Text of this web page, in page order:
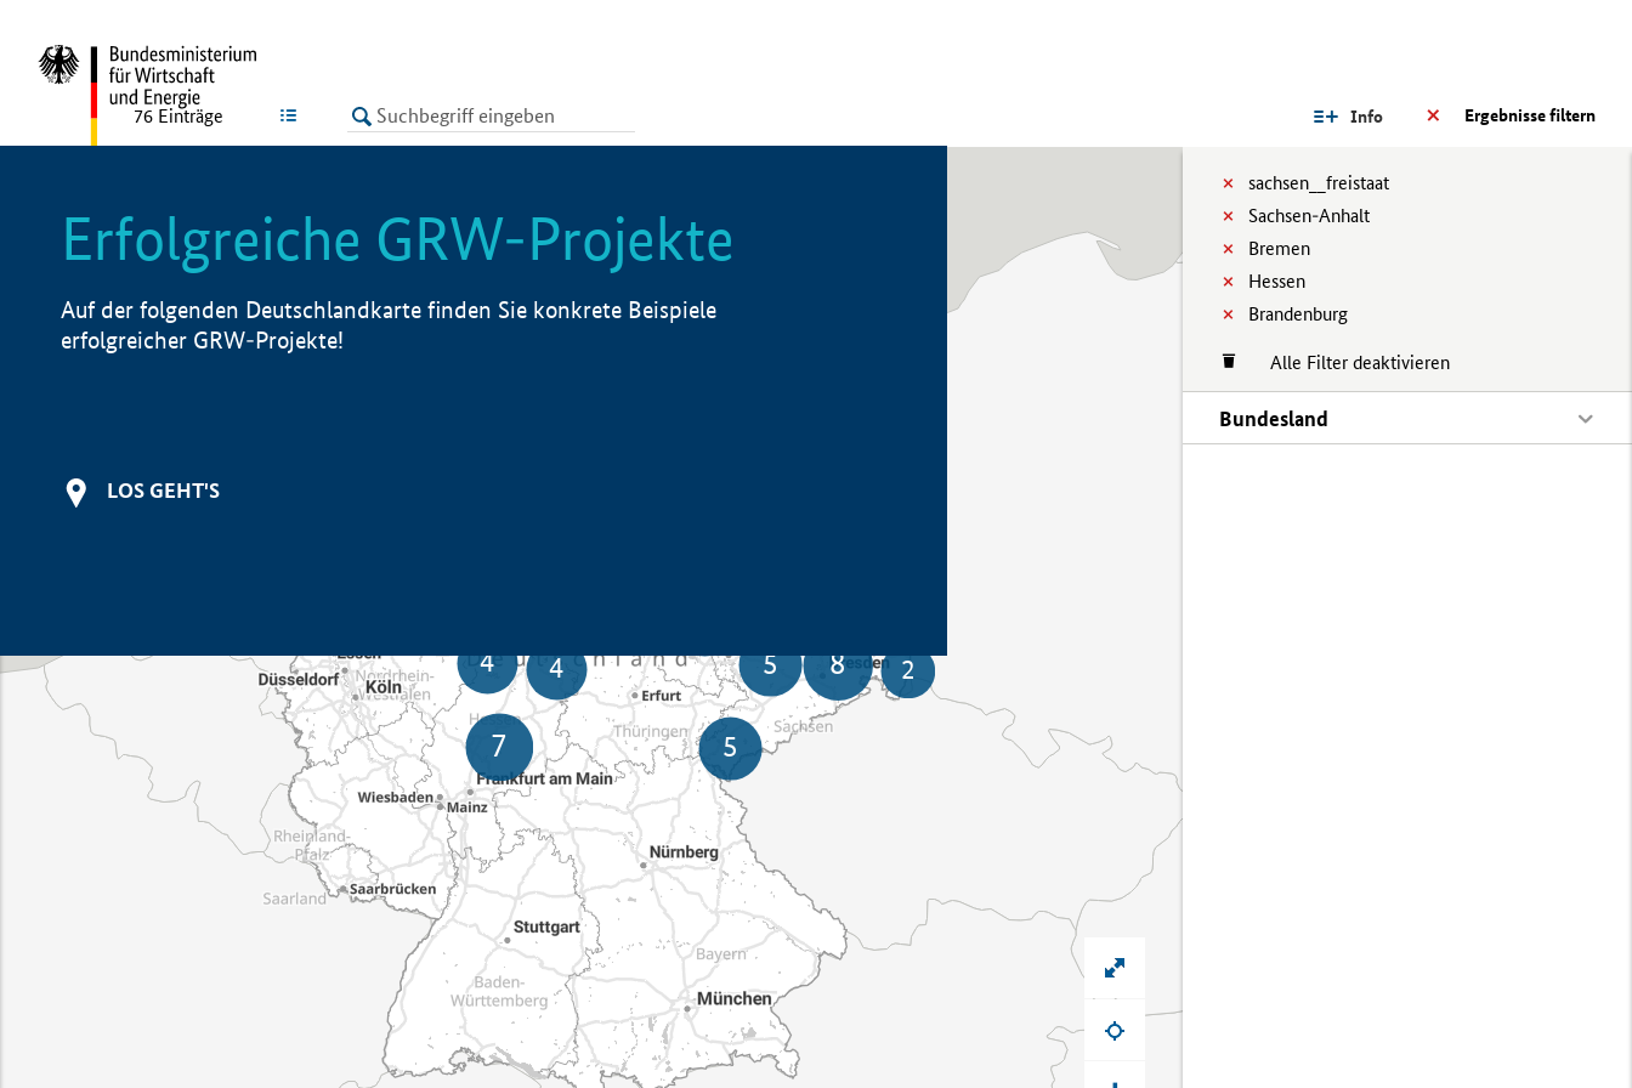
LISTE Ergebnisse filtern
Info
sachsen__freistaat
Sachsen-Anhalt
Bremen
Hessen
Brandenburg
Alle Filter deaktivieren
Bundesland
76 Einträge
Erfolgreiche GRW-Projekte
Auf der folgenden Deutschlandkarte finden Sie konkrete Beispiele
erfolgreicher GRW-Projekte!
LOS GEHT'S